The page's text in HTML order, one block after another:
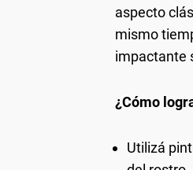
aspecto
mismo
impactante
¿Cómo
Utilizá